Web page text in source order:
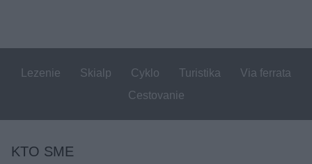
Lezenie Skialp Cyklo Turistika
Via ferrata
Cestovanie
KTO SME